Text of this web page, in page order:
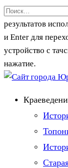
Перейти
к
содержанию
Search
for:
результатов
и Enter для
устройство с
нажатие.